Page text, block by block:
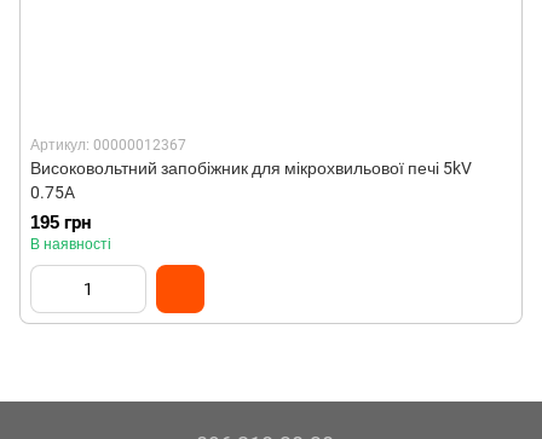
Артикул: 00000012367
Високовольтний запобіжник для мікрохвильової печі 5kV
0.75A
195 грн
В наявності